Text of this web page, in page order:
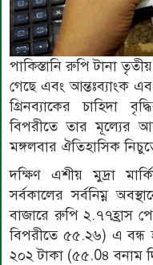
পাকিস্তানি রুপি টানা
গেছে এবং আন্তঃব্যাংক
গ্রিনব্যাকের চাহিদা
বিপরীতে তার মূল্যের
মঙ্গলবার ঐতিহাসিক
দক্ষিণ এশীয় মুদ্রা
সর্বকালের সর্বনিম্ন
বাজারে রুপি ২.৭৭হ্রাস
বিপরীতে ৫৫.২৬) এ বন্ধ
২০২ টাকা (৫৫.0৪ বনাম